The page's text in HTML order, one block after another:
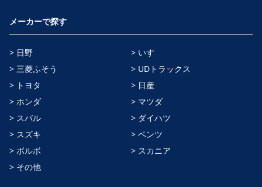
メーカーで探す
> 日野
> いすゞ
> 三菱ふそう
> UDトラックス
> トヨタ
> 日産
> ホンダ
> マツダ
> スバル
> ダイハツ
> スズキ
> ベンツ
> ボルボ
> スカニア
> その他